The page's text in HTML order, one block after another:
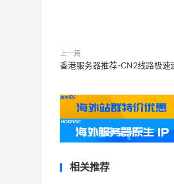
到，详情咨询我们为您提
上一篇
香港服务器推荐-CN2线路极速
相关推荐